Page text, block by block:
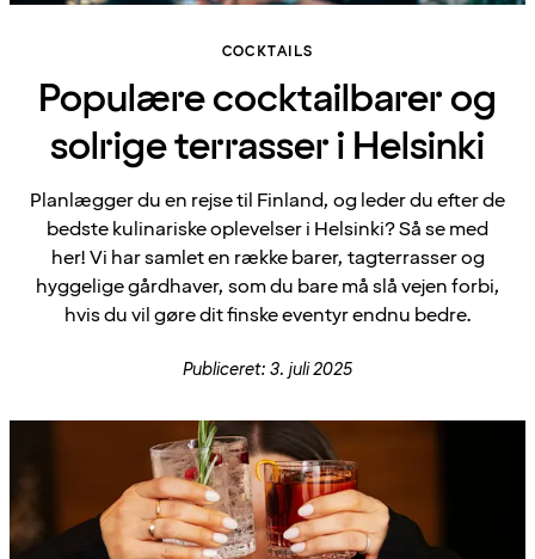
COCKTAILS
Populære cocktailbarer og
solrige terrasser i Helsinki
Planlægger du en rejse til Finland, og leder du efter de
bedste kulinariske oplevelser i Helsinki? Så se med
her! Vi har samlet en række barer, tagterrasser og
hyggelige gårdhaver, som du bare må slå vejen forbi,
hvis du vil gøre dit finske eventyr endnu bedre.
Publiceret: 3. juli 2025